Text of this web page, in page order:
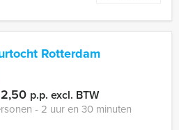
Rotterdam
p.p. excl. BTW
‐ 2 uur en 30 minuten